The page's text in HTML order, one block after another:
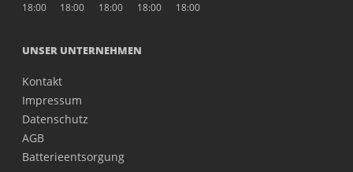
18:00
18:00
18:00
18:00
18:00
UNSER UNTERNEHMEN
Kontakt
Impressum
Datenschutz
AGB
Batterieentsorgung